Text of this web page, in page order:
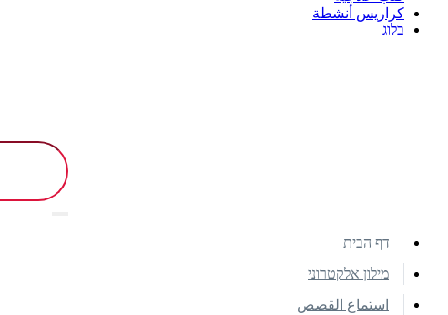
كراريس أنشطة
בלוג
דף הבית
מילון אלקטרוני
استماع القصص